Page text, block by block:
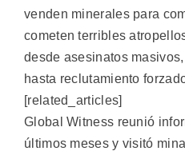
venden minerales para
cometen terribles
desde asesinatos
hasta reclutamiento
[related_articles]
Global Witness reunió
últimos meses y visitó